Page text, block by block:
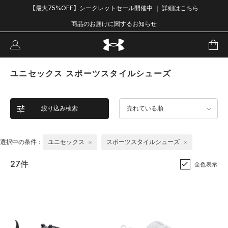
【最大75%OFF】シークレットセール開催中 ｜ 詳細はこちら
商品のお届けに関するお知らせ
ユニセックス スポーツスタイルシューズ
絞り込み検索 売れている順
選択中の条件： ユニセックス スポーツスタイルシューズ
27件 全色表示